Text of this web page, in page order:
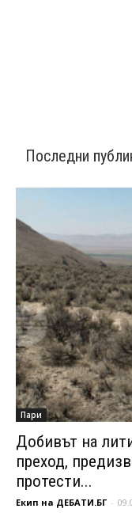
Последни
Пари
Добивът на
преход,
протести...
Екип на ДЕБАТИ.БГ -